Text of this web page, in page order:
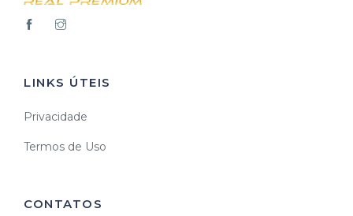
LINKS ÚTEIS
Privacidade
Termos de Uso
CONTATOS